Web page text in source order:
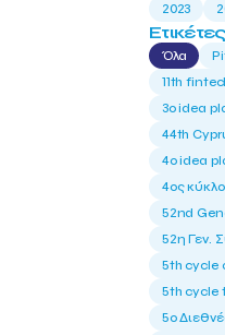
2023
Ετικέτες
Όλα
11th
3o idea
44th
4o idea
4ος
52nd
52η Γεν.
5th cycle
5th cycle
5ο